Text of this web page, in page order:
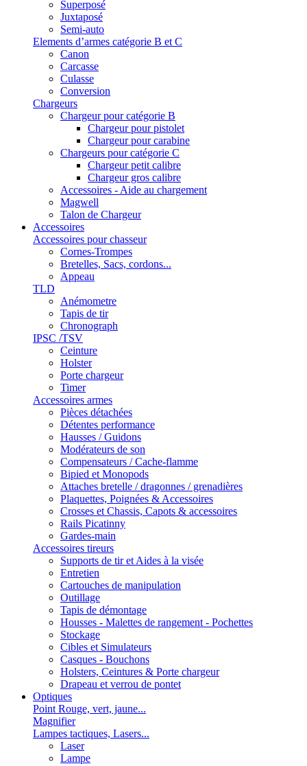
Superposé
Juxtaposé
Semi-auto
Elements d’armes catégorie B et C
Canon
Carcasse
Culasse
Conversion
Chargeurs
Chargeur pour catégorie B
Chargeur pour pistolet
Chargeur pour carabine
Chargeurs pour catégorie C
Chargeur petit calibre
Chargeur gros calibre
Accessoires - Aide au chargement
Magwell
Talon de Chargeur
Accessoires
Accessoires pour chasseur
Cornes-Trompes
Bretelles, Sacs, cordons...
Appeau
TLD
Anémometre
Tapis de tir
Chronograph
IPSC /TSV
Ceinture
Holster
Porte chargeur
Timer
Accessoires armes
Pièces détachées
Détentes performance
Hausses / Guidons
Modérateurs de son
Compensateurs / Cache-flamme
Bipied et Monopods
Attaches bretelle / dragonnes / grenadières
Plaquettes, Poignées & Accessoires
Crosses et Chassis, Capots & accessoires
Rails Picatinny
Gardes-main
Accessoires tireurs
Supports de tir et Aides à la visée
Entretien
Cartouches de manipulation
Outillage
Tapis de démontage
Housses - Malettes de rangement - Pochettes
Stockage
Cibles et Simulateurs
Casques - Bouchons
Holsters, Ceintures & Porte chargeur
Drapeau et verrou de pontet
Optiques
Point Rouge, vert, jaune...
Magnifier
Lampes tactiques, Lasers...
Laser
Lampe